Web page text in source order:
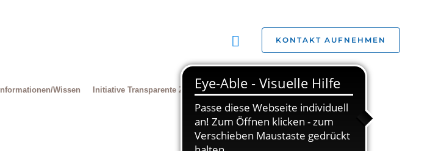
SuchenKONTAKT AUFNEHMEN
Informationen/Wissen Initiative Transparente Zivilgesellschaft Jobs
Studien